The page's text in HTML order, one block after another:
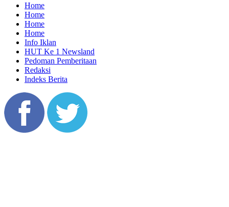
Home
Home
Home
Home
Info Iklan
HUT Ke 1 Newsland
Pedoman Pemberitaan
Redaksi
Indeks Berita